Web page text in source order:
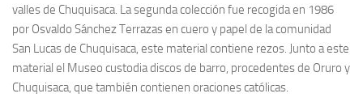
valles de Chuquisaca. La segunda colección fue recogida en 1986
por Osvaldo Sánchez Terrazas en cuero y papel de la comunidad
San Lucas de Chuquisaca, este material contiene rezos. Junto a este
material el Museo custodia discos de barro, procedentes de Oruro y
Chuquisaca, que también contienen oraciones católicas.